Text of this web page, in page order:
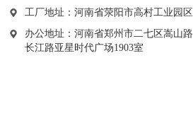
工厂地址：河南省荥阳市高村工业园区
办公地址：河南省郑州市二七区嵩山路
长江路亚星时代广场1903室